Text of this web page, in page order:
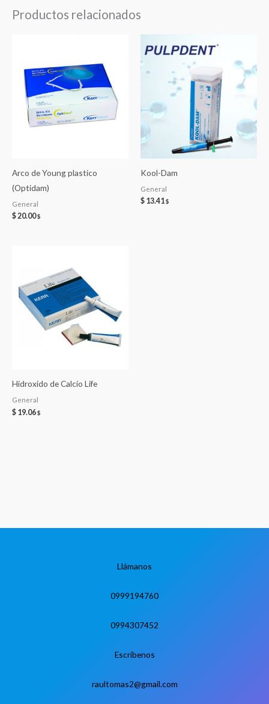
Productos relacionados
Arco de Young plastico
(Optidam)
General
$20.00$
Kool-Dam
General
$ 13.41$
Hidroxido de Calcio Life
General
$ 19.06$
Llámanos
0999194760
0994307452
Escríbenos
raultomas2@gmail.com